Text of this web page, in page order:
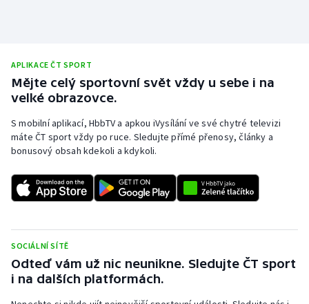
APLIKACE ČT SPORT
Mějte celý sportovní svět vždy u sebe i na
velké obrazovce.
S mobilní aplikací, HbbTV a apkou iVysílání ve své chytré televizi
máte ČT sport vždy po ruce. Sledujte přímé přenosy, články a
bonusový obsah kdekoli a kdykoli.
SOCIÁLNÍ SÍTĚ
Odteď vám už nic neunikne. Sledujte ČT sport
i na dalších platformách.